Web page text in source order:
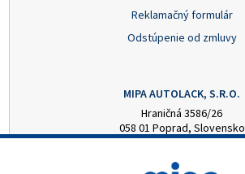
Reklamačný formulár
Odstúpenie od zmluvy
MIPA AUTOLACK, S.R.O.
Hraničná 3586/26
058 01 Poprad, Slovensko
mipa@autolack.sk